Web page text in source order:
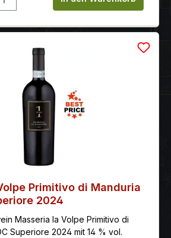
Aromen und ihre breite,
einzigartig gemacht: die
Düfte und die elegante Struktur
Primitivo di Manduria und die
abschließende angenehme
Cabernet Merlot, eine
mit tiefen Beerenaromen,
der eleganten Struktur des
zu einem absolut harmonischen
Primitivo di Manduria
2024
Masseria la Volpe Primitivo di
Superiore 2024 mit 14 % vol.